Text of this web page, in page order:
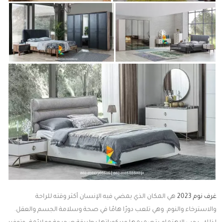
غرف نوم 2023
هي المكان الذي يمضي فيه الإنسان أكثر وقته للراحة
والاسترخاء والنوم. وهي تلعب دورًا هامًا في صحة وسلامة الجسم والعقل.